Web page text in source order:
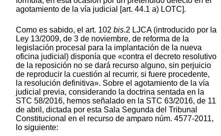
agotamiento de la vía judicial [art. 44.1 a) LOTC].
Como es sabido, el art. 102 bis.2 LJCA (introducido por la
Ley 13/2009, de 3 de noviembre, de reforma de la
legislación procesal para la implantación de la nueva
oficina judicial) disponía que «contra el decreto resolutivo
de la reposición no se dará recurso alguno, sin perjuicio
de reproducir la cuestión al recurrir, si fuere procedente,
la resolución definitiva». Sobre el agotamiento de la vía
judicial previa, considerando la doctrina sentada en la
STC 58/2016, hemos señalado en la STC 63/2016, de 11
de abril, dictada por esta Sala Segunda del Tribunal
Constitucional en el recurso de amparo núm. 4577-2011,
lo siguiente: